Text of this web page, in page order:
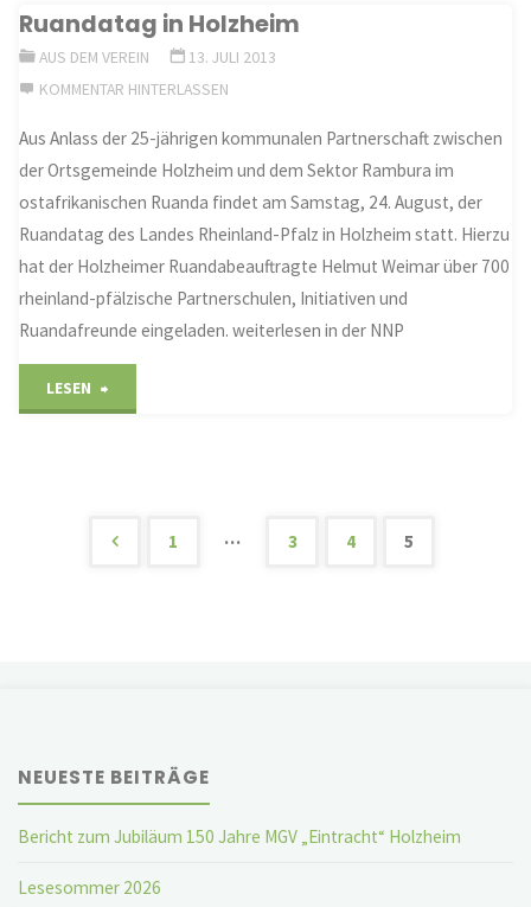
Partnerschaft"
Ruandatag in Holzheim
AUS DEM VEREIN
13. JULI 2013
KOMMENTAR HINTERLASSEN
Aus Anlass der 25-jährigen kommunalen Partnerschaft zwischen
der Ortsgemeinde Holzheim und dem Sektor Rambura im
ostafrikanischen Ruanda findet am Samstag, 24. August, der
Ruandatag des Landes Rheinland-Pfalz in Holzheim statt. Hierzu
hat der Holzheimer Ruandabeauftragte Helmut Weimar über 700
rheinland-pfälzische Partnerschulen, Initiativen und
Ruandafreunde eingeladen. weiterlesen in der NNP
LESEN
1 … 3 4 5
NEUESTE BEITRÄGE
Bericht zum Jubiläum 150 Jahre MGV „Eintracht“ Holzheim
Lesesommer 2026